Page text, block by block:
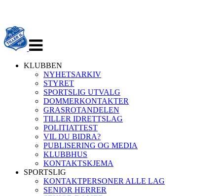
navigasjon
KLUBBEN
NYHETSARKIV
STYRET
SPORTSLIG UTVALG
DOMMERKONTAKTER
GRASROTANDELEN
TILLER IDRETTSLAG
POLITIATTEST
VIL DU BIDRA?
PUBLISERING OG MEDIA
KLUBBHUS
KONTAKTSKJEMA
SPORTSLIG
KONTAKTPERSONER ALLE LAG
SENIOR HERRER